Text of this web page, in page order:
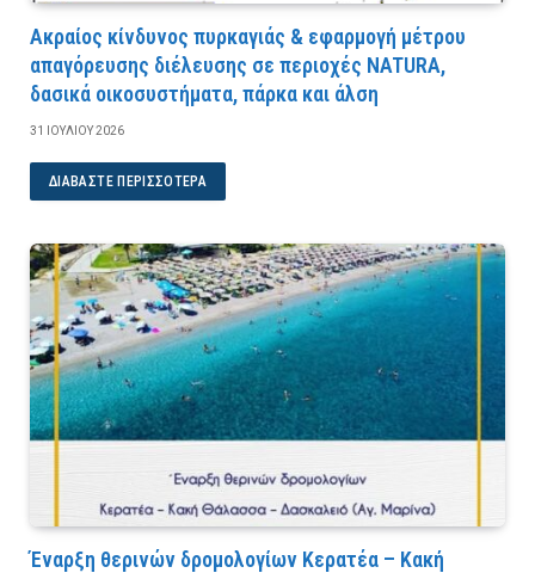
Ακραίος κίνδυνος πυρκαγιάς & εφαρμογή μέτρου
απαγόρευσης διέλευσης σε περιοχές NATURA,
δασικά οικοσυστήματα, πάρκα και άλση
31 ΙΟΥΛΊΟΥ 2026
ΔΙΑΒΆΣΤΕ ΠΕΡΙΣΣΌΤΕΡΑ
Έναρξη θερινών δρομολογίων Κερατέα – Κακή